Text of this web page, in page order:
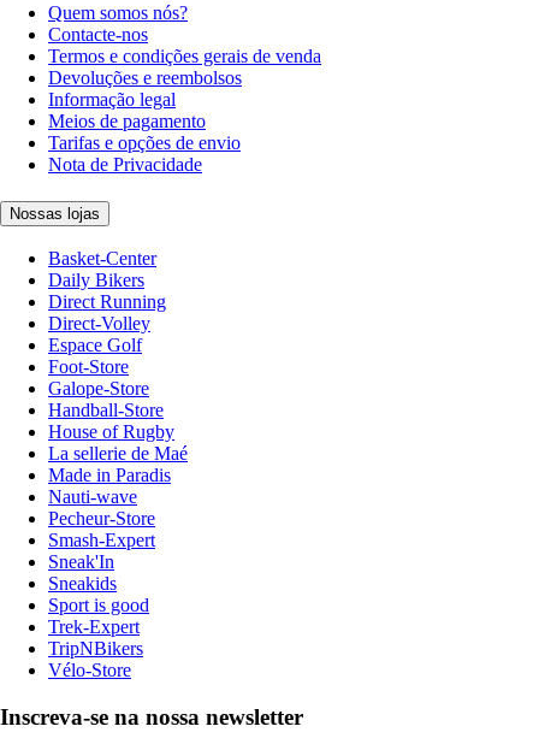
Quem somos nós?
Contacte-nos
Termos e condições gerais de venda
Devoluções e reembolsos
Informação legal
Meios de pagamento
Tarifas e opções de envio
Nota de Privacidade
Nossas lojas
Basket-Center
Daily Bikers
Direct Running
Direct-Volley
Espace Golf
Foot-Store
Galope-Store
Handball-Store
House of Rugby
La sellerie de Maé
Made in Paradis
Nauti-wave
Pecheur-Store
Smash-Expert
Sneak'In
Sneakids
Sport is good
Trek-Expert
TripNBikers
Vélo-Store
Inscreva-se na nossa newsletter